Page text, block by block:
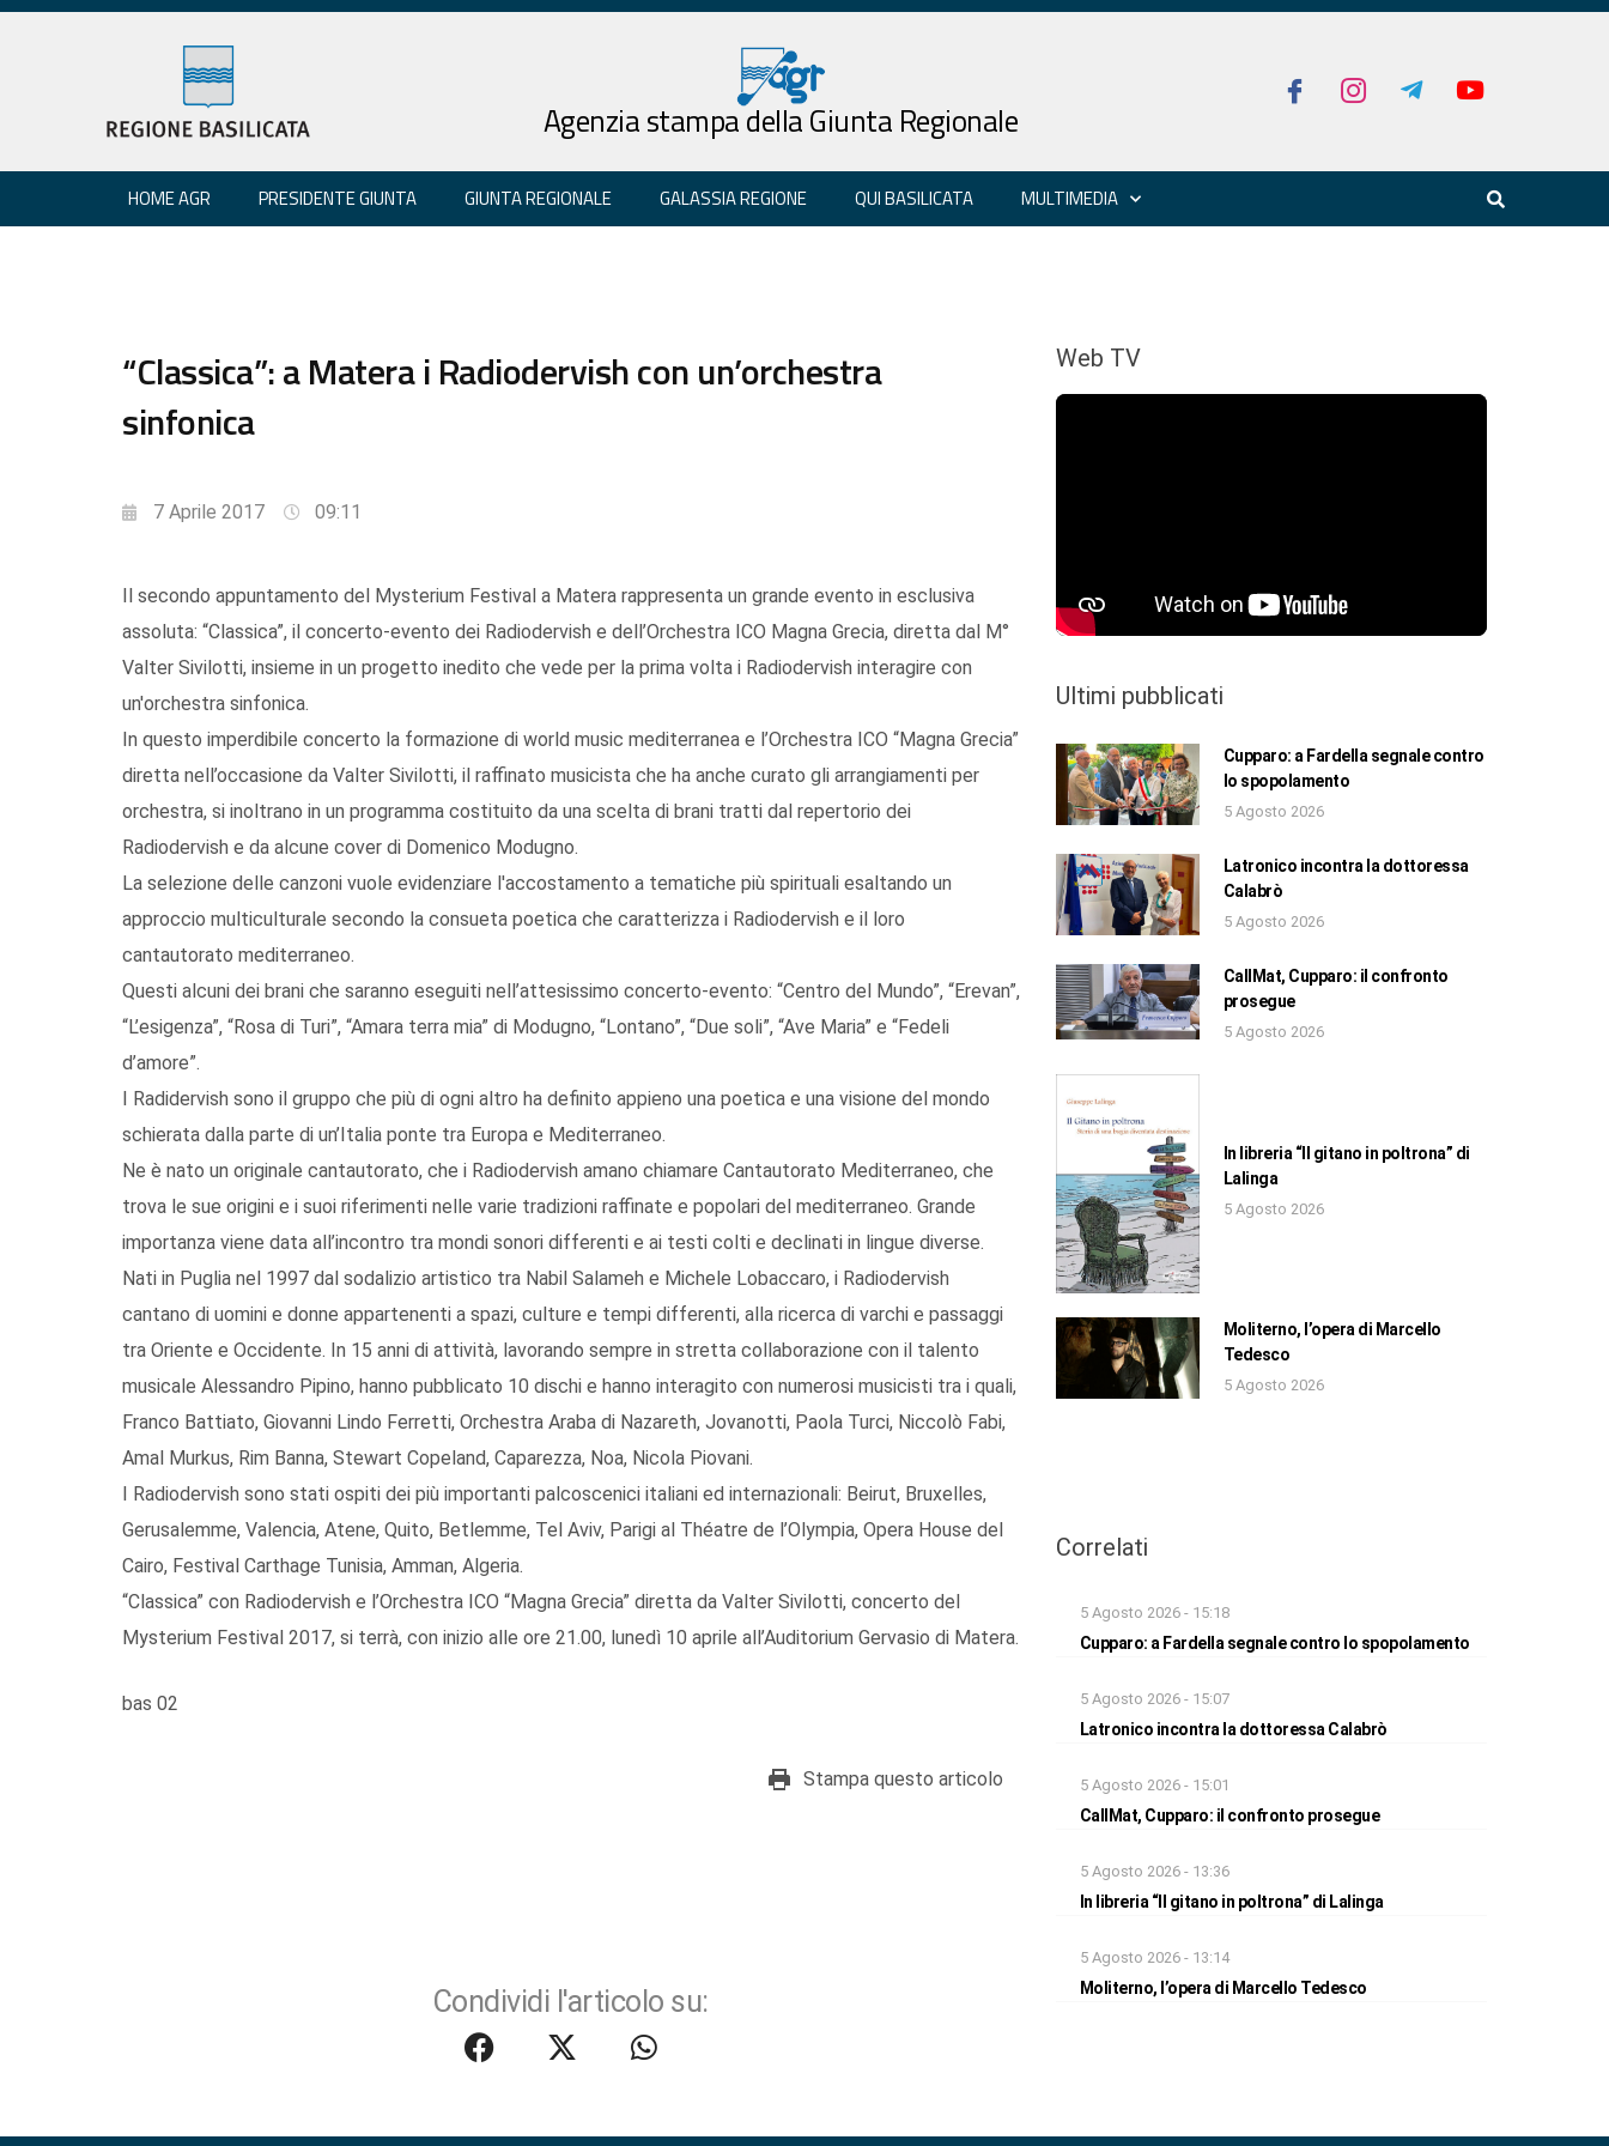
Agenzia stampa della Giunta Regionale
HOME AGR PRESIDENTE GIUNTA GIUNTA REGIONALE GALASSIA REGIONE QUI BASILICATA MULTIMEDIA
“Classica”: a Matera i Radiodervish con un’orchestra
sinfonica
7 Aprile 2017 09:11
Il secondo appuntamento del Mysterium Festival a Matera rappresenta un grande evento in esclusiva
assoluta: “Classica”, il concerto-evento dei Radiodervish e dell’Orchestra ICO Magna Grecia, diretta dal M°
Valter Sivilotti, insieme in un progetto inedito che vede per la prima volta i Radiodervish interagire con
un'orchestra sinfonica.
In questo imperdibile concerto la formazione di world music mediterranea e l’Orchestra ICO “Magna Grecia”
diretta nell’occasione da Valter Sivilotti, il raffinato musicista che ha anche curato gli arrangiamenti per
orchestra, si inoltrano in un programma costituito da una scelta di brani tratti dal repertorio dei
Radiodervish e da alcune cover di Domenico Modugno.
La selezione delle canzoni vuole evidenziare l'accostamento a tematiche più spirituali esaltando un
approccio multiculturale secondo la consueta poetica che caratterizza i Radiodervish e il loro
cantautorato mediterraneo.
Questi alcuni dei brani che saranno eseguiti nell’attesissimo concerto-evento: “Centro del Mundo”, “Erevan”,
“L’esigenza”, “Rosa di Turi”, “Amara terra mia” di Modugno, “Lontano”, “Due soli”, “Ave Maria” e “Fedeli
d’amore”.
I Radidervish sono il gruppo che più di ogni altro ha definito appieno una poetica e una visione del mondo
schierata dalla parte di un’Italia ponte tra Europa e Mediterraneo.
Ne è nato un originale cantautorato, che i Radiodervish amano chiamare Cantautorato Mediterraneo, che
trova le sue origini e i suoi riferimenti nelle varie tradizioni raffinate e popolari del mediterraneo. Grande
importanza viene data all’incontro tra mondi sonori differenti e ai testi colti e declinati in lingue diverse.
Nati in Puglia nel 1997 dal sodalizio artistico tra Nabil Salameh e Michele Lobaccaro, i Radiodervish
cantano di uomini e donne appartenenti a spazi, culture e tempi differenti, alla ricerca di varchi e passaggi
tra Oriente e Occidente. In 15 anni di attività, lavorando sempre in stretta collaborazione con il talento
musicale Alessandro Pipino, hanno pubblicato 10 dischi e hanno interagito con numerosi musicisti tra i quali,
Franco Battiato, Giovanni Lindo Ferretti, Orchestra Araba di Nazareth, Jovanotti, Paola Turci, Niccolò Fabi,
Amal Murkus, Rim Banna, Stewart Copeland, Caparezza, Noa, Nicola Piovani.
I Radiodervish sono stati ospiti dei più importanti palcoscenici italiani ed internazionali: Beirut, Bruxelles,
Gerusalemme, Valencia, Atene, Quito, Betlemme, Tel Aviv, Parigi al Théatre de l’Olympia, Opera House del
Cairo, Festival Carthage Tunisia, Amman, Algeria.
“Classica” con Radiodervish e l’Orchestra ICO “Magna Grecia” diretta da Valter Sivilotti, concerto del
Mysterium Festival 2017, si terrà, con inizio alle ore 21.00, lunedì 10 aprile all’Auditorium Gervasio di Matera.
bas 02
Stampa questo articolo
Condividi l'articolo su:
Web TV
Ultimi pubblicati
Cupparo: a Fardella segnale contro
lo spopolamento
5 Agosto 2026
Latronico incontra la dottoressa
Calabrò
5 Agosto 2026
CallMat, Cupparo: il confronto
prosegue
5 Agosto 2026
In libreria “Il gitano in poltrona” di
Lalinga
5 Agosto 2026
Moliterno, l’opera di Marcello
Tedesco
5 Agosto 2026
Correlati
5 Agosto 2026 - 15:18
Cupparo: a Fardella segnale contro lo spopolamento
5 Agosto 2026 - 15:07
Latronico incontra la dottoressa Calabrò
5 Agosto 2026 - 15:01
CallMat, Cupparo: il confronto prosegue
5 Agosto 2026 - 13:36
In libreria “Il gitano in poltrona” di Lalinga
5 Agosto 2026 - 13:14
Moliterno, l’opera di Marcello Tedesco